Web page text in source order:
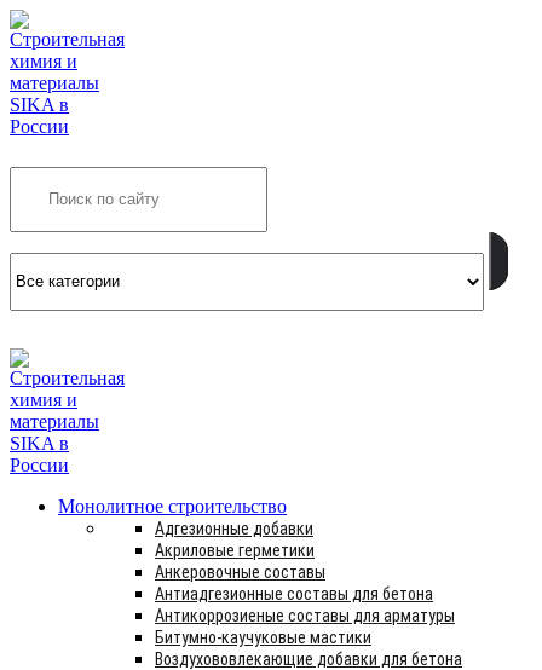
Монолитное строительство
Адгезионные добавки
Акриловые герметики
Анкеровочные составы
Антиадгезионные составы для бетона
Антикоррозиеные составы для арматуры
Битумно-каучуковые мастики
Воздухововлекающие добавки для бетона